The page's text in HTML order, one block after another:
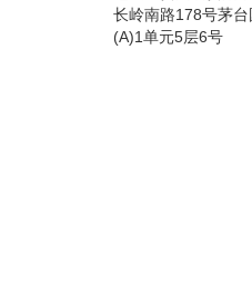
长岭南路178号茅
(A)1单元5层6号